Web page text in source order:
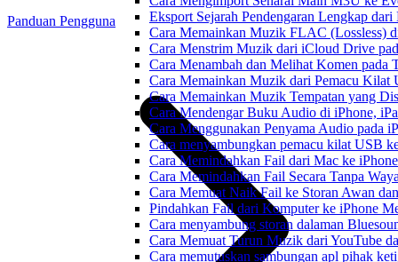
Eksport Sejarah Pendengaran Lengkap
Cara Memainkan Muzik FLAC (Lossless)
Cara Menstrim Muzik dari iCloud Drive
Cara Menambah dan Melihat Komen pada
Cara Memainkan Muzik dari Pemacu Kilat
Cara Memainkan Muzik Tempatan yang
Cara Mendengar Buku Audio di iPhone,
Cara Menggunakan Penyama Audio pada
Cara menyambungkan pemacu kilat USB
Cara Memindahkan Fail dari Mac ke
Cara Memindahkan Fail Secara Tanpa
Cara Memuat Naik Fail ke Storan Awan
Pindahkan Fail dari Komputer ke iPhone
Cara menyambung storan dalaman
Cara Memuat Turun Muzik dari YouTube
Cara memutuskan sambungan apl pihak
Panduan Pengguna